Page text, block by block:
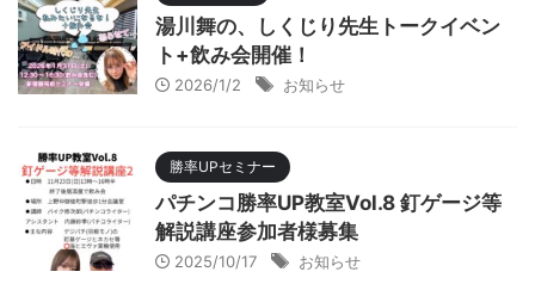
湯川舞の、しくじり先生トークイベン
ト+飲み会開催！
2026/1/2 お知らせ
勝率UPセミナー
パチンコ勝率UP教室Vol.8 釘ゲージ等
解説講座参加者様募集
2025/10/17 お知らせ